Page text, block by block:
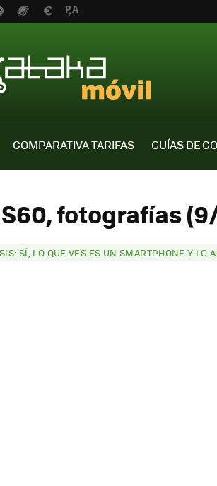
COMPARATIVA TARIFAS
GUÍAS DE
S60, fotografías
SÍ, LO QUE VES ES UN SMARTPHONE Y LO